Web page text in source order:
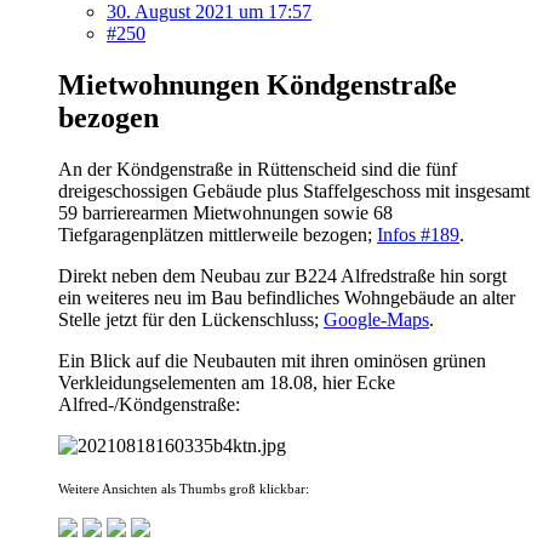
30. August 2021 um 17:57
#250
Mietwohnungen Köndgenstraße
bezogen
An der Köndgenstraße in Rüttenscheid sind die fünf
dreigeschossigen Gebäude plus Staffelgeschoss mit insgesamt
59 barrierearmen Mietwohnungen sowie 68
Tiefgaragenplätzen mittlerweile bezogen; Infos #189.
Direkt neben dem Neubau zur B224 Alfredstraße hin sorgt
ein weiteres neu im Bau befindliches Wohngebäude an alter
Stelle jetzt für den Lückenschluss; Google-Maps.
Ein Blick auf die Neubauten mit ihren ominösen grünen
Verkleidungselementen am 18.08, hier Ecke
Alfred-/Köndgenstraße:
Weitere Ansichten als Thumbs groß klickbar: